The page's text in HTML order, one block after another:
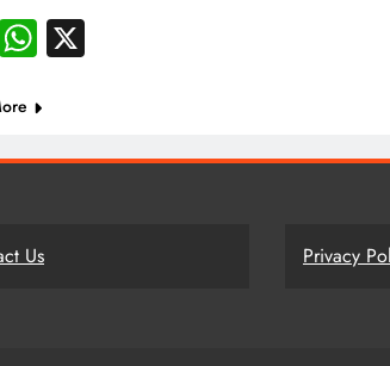
WhatsApp
X
Us Privacy